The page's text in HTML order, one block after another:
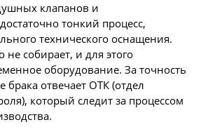
клапанов и
тонкий процесс,
технического оснащения.
собирает, и для этого
оборудование. За точность
брака отвечает ОТК (отдел
который следит за процессом